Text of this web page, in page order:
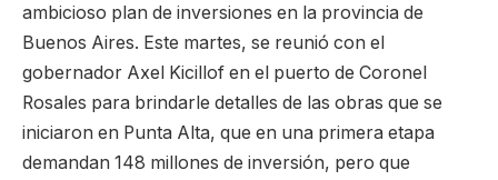
ambicioso plan de inversiones en la provincia de
Buenos Aires. Este martes, se reunió con el
gobernador Axel Kicillof en el puerto de Coronel
Rosales para brindarle detalles de las obras que se
iniciaron en Punta Alta, que en una primera etapa
demandan 148 millones de inversión, pero que